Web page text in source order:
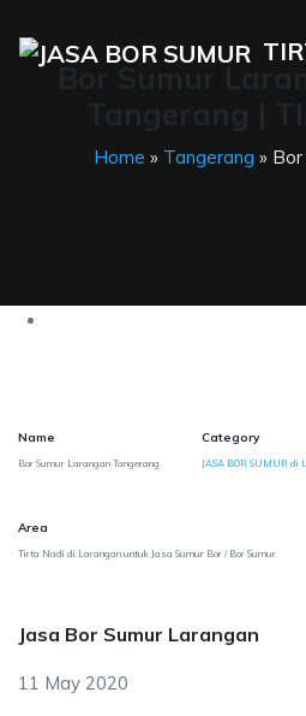
Home » Tangerang »
Name
Bor Sumur Larangan Tangerang
Category
JASA BOR SUMUR di
Area
Tirta Nadi di Larangan untuk Jasa Sumur Bor / Bor Sumur
Jasa Bor Sumur Larangan
11 May 2020